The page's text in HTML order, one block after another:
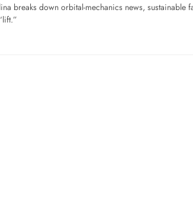
breaks down orbital-mechanics news, sustainable